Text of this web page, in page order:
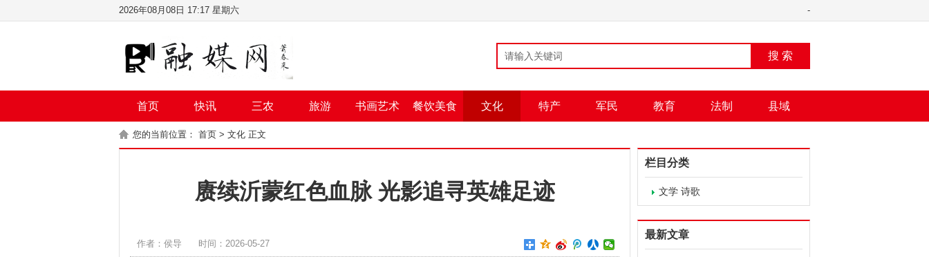
-
2026年08月08日 17:17 星期六
搜 索
首页 快讯 三农 旅游 书画艺术 餐饮美食 文化 特产 军民 教育 法制 县域
您的当前位置： 首页 > 文化 正文
赓续沂蒙红色血脉 光影追寻英雄足迹
作者：侯导 时间：2026-05-27
栏目分类
文学 诗歌
最新文章